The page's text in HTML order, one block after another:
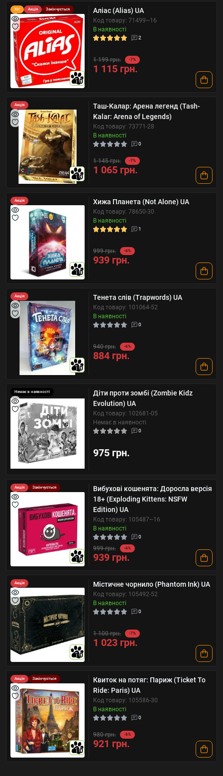
Хіт Акція Закінчується
10
Аліас (Alias) UA
Код товару: 71499~16
В наявності
2
1 199 грн. -7%
1 115 грн.
Акція
10
Таш-Калар: Арена легенд (Tash-
Kalar: Arena of Legends)
Код товару: 73771-28
В наявності
0
1 145 грн. -7%
1 065 грн.
Акція
10
Хижа Планета (Not Alone) UA
Код товару: 78650-30
В наявності
1
999 грн. -6%
939 грн.
Акція
10
Тенета слів (Trapwords) UA
Код товару: 101064-52
В наявності
0
940 грн. -6%
884 грн.
Немає в наявності
Діти проти зомбі (Zombie Kidz
Evolution) UA
Код товару: 102681-05
Немає в наявності
0
975 грн.
Акція Закінчується
10
Вибухові кошенята: Доросла версія
18+ (Exploding Kittens: NSFW
Edition) UA
Код товару: 105487~16
В наявності
0
999 грн. -6%
939 грн.
Акція
10
Містичне чорнило (Phantom Ink) UA
Код товару: 105492-52
В наявності
0
1 100 грн. -7%
1 023 грн.
Акція Закінчується
10
Квиток на потяг: Париж (Ticket To
Ride: Paris) UA
Код товару: 105586-30
В наявності
0
980 грн. -6%
921 грн.